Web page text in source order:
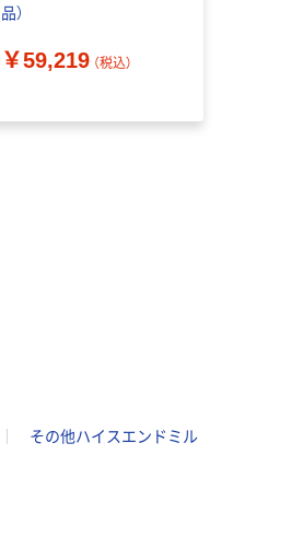
品）
￥59,219 （税込）
その他ハイスエンドミル